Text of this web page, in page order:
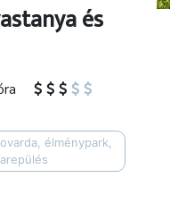
és
élménypark,